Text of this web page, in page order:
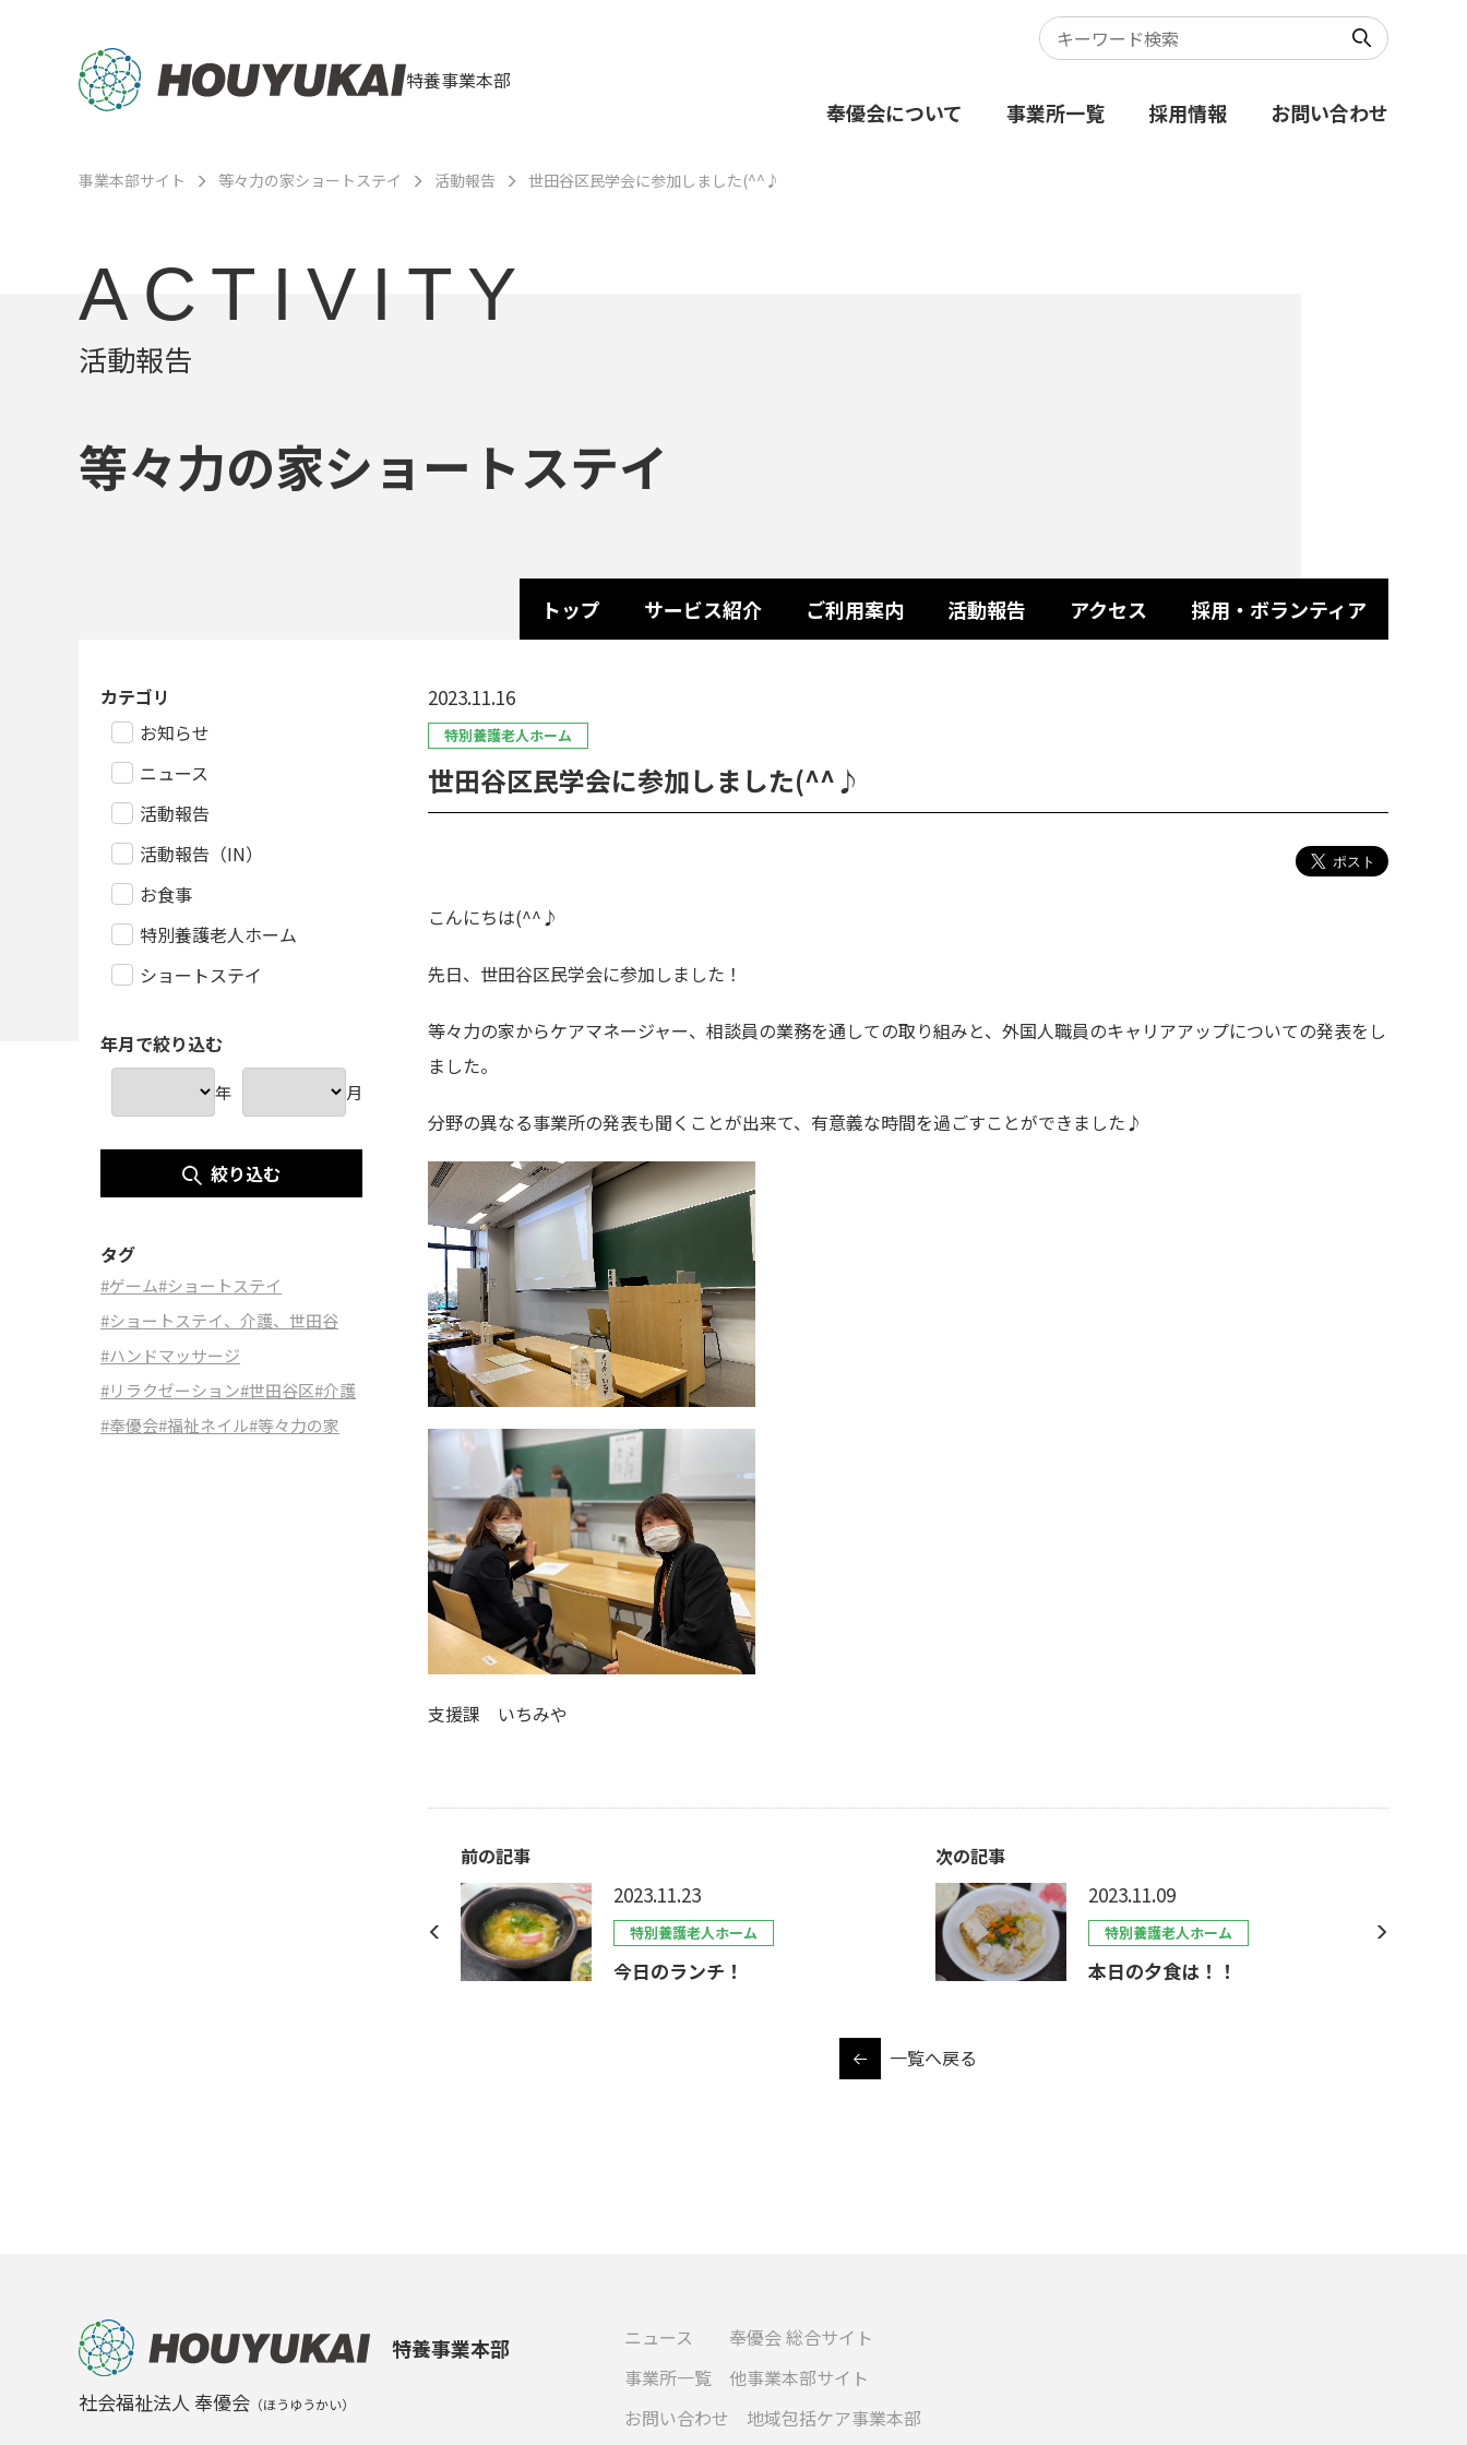
特養事業本部
奉優会について 事業所一覧 採用情報 お問い合わせ
事業本部サイト 等々力の家ショートステイ 活動報告 世田谷区民学会に参加しました(^^♪
ACTIVITY
活動報告
等々力の家ショートステイ
トップ サービス紹介 ご利用案内 活動報告 アクセス 採用・ボランティア
2023.11.16
特別養護老人ホーム
世田谷区民学会に参加しました(^^♪
こんにちは(^^♪
先日、世田谷区民学会に参加しました！
等々力の家からケアマネージャー、相談員の業務を通しての取り組みと、外国人職員のキャリアアップについての発表をし
ました。
分野の異なる事業所の発表も聞くことが出来て、有意義な時間を過ごすことができました♪
支援課 いちみや
前の記事
2023.11.23
特別養護老人ホーム
今日のランチ！
次の記事
2023.11.09
特別養護老人ホーム
本日の夕食は！！
一覧へ戻る
カテゴリ
お知らせ
ニュース
活動報告
活動報告（IN）
お食事
特別養護老人ホーム
ショートステイ
年月で絞り込む
年 月
絞り込む
タグ
#ゲーム#ショートステイ
#ショートステイ、介護、世田谷
#ハンドマッサージ
#リラクゼーション#世田谷区#介護
#奉優会#福祉ネイル#等々力の家
特養事業本部
社会福祉法人 奉優会 （ほうゆうかい）
ニュース
事業所一覧
お問い合わせ
奉優会 総合サイト
他事業本部サイト
地域包括ケア事業本部